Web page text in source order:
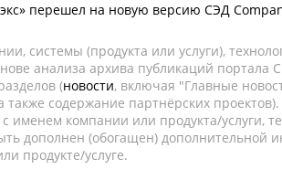
перешел на новую версию СЭД
системы (продукта или услуги),
анализа архива публикаций портала
(новости, включая "Главные
содержание партнёрских
именем компании или продукта/услуги,
дополнен (обогащен) дополнительной
продукте/услуге.